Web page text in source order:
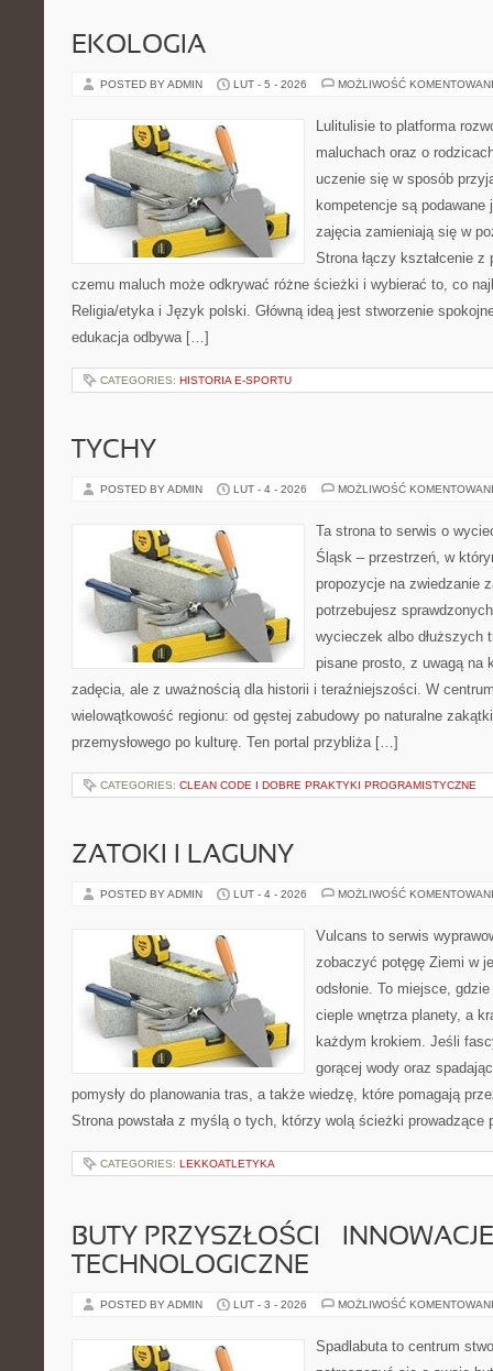
EKOLOGIA
POSTED BY ADMIN LUT - 5 - 2026 MOŻLIWOŚĆ
Lulitulisie to platforma
maluchach oraz o
uczenie się w sposób
kompetencje są
zajęcia zamieniają się w
Strona łączy kształcenie z
czemu maluch może odkrywać różne ścieżki i wybierać to, co
Religia/etyka i Język polski. Główną ideą jest stworzenie
edukacja odbywa […]
CATEGORIES: HISTORIA E-SPORTU
TYCHY
POSTED BY ADMIN LUT - 4 - 2026 MOŻLIWOŚĆ
Ta strona to serwis o
Śląsk – przestrzeń, w
propozycje na zwiedzanie
potrzebujesz
wycieczek albo dłuższych
pisane prosto, z uwagą na
zadęcia, ale z uważnością dla historii i teraźniejszości. W
wielowątkowość regionu: od gęstej zabudowy po naturalne
przemysłowego po kulturę. Ten portal przybliża […]
CATEGORIES: CLEAN CODE I DOBRE PRAKTYKI PROGRAMISTYCZNE
ZATOKI I LAGUNY
POSTED BY ADMIN LUT - 4 - 2026 MOŻLIWOŚĆ
Vulcans to serwis
zobaczyć potęgę Ziemi w
odsłonie. To miejsce,
cieple wnętrza planety, a
każdym krokiem. Jeśli
gorącej wody oraz
pomysły do planowania tras, a także wiedzę, które pomagają
Strona powstała z myślą o tych, którzy wolą ścieżki
CATEGORIES: LEKKOATLETYKA
BUTY PRZYSZŁOŚCI – INNOWACJE
TECHNOLOGICZNE
POSTED BY ADMIN LUT - 3 - 2026 MOŻLIWOŚĆ
Spadlabuta to centrum